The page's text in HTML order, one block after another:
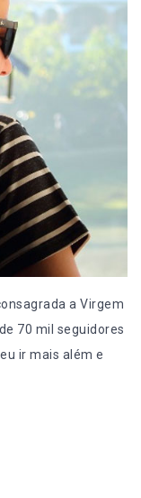
a Virgem
70 mil seguidores
ir mais além e